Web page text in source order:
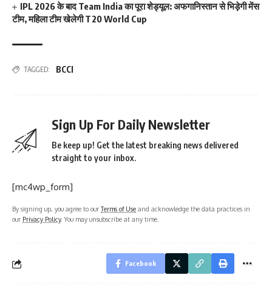
IPL 2026 के बाद Team India का पूरा शेड्यूल: अफगानिस्तान से भिड़ेगी मेंस
टीम, महिला टीम खेलेगी T20 World Cup
TAGGED: BCCI
Sign Up For Daily Newsletter
Be keep up! Get the latest breaking news delivered
straight to your inbox.
[mc4wp_form]
By signing up, you agree to ourTerms of Use and acknowledge the data practices in
our Privacy Policy. You may unsubscribe at any time.
Facebook